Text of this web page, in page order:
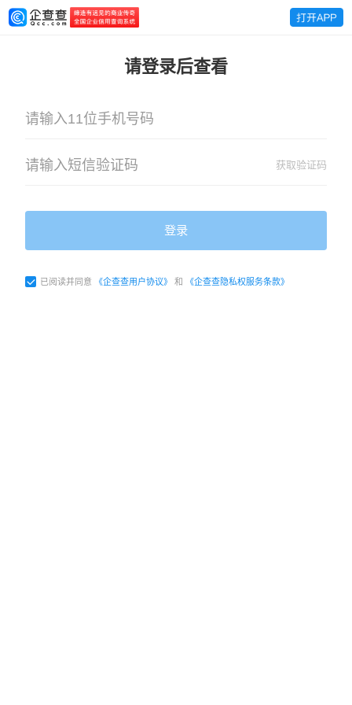
请登录后查看
获取验证码
登录
已阅读并同意 《企查查用户协议》 和 《企查查隐私权服务条款》